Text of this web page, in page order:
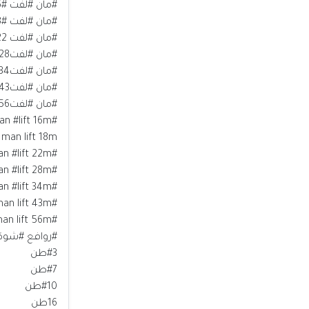
#مان #لفت #16متر
#مان #لفت #18متر
#مان #لفت 22متر
#مان #لفت28متر
#مان #لفت34متر
#مان #لفت43متر
#مان #لفت56متر
#man #lift 16m
man lift 18m
#man #lift 22m
#man #lift 28m
#man #lift 34m
#man lift 43m
#man lift 56m
#روافع
#3طن
#7طن
#10طن
16طن